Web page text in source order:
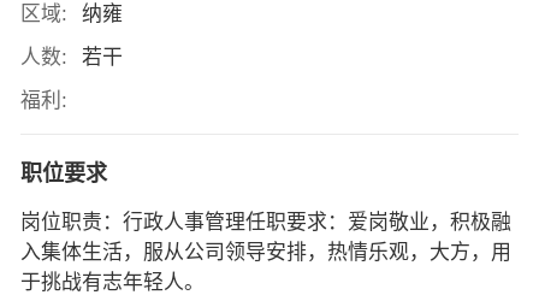
区域:
纳雍
人数:
若干
福利:
职位要求
岗位职责：行政人事管理任职要求：爱岗敬业，积极融
入集体生活，服从公司领导安排，热情乐观，大方，用
于挑战有志年轻人。